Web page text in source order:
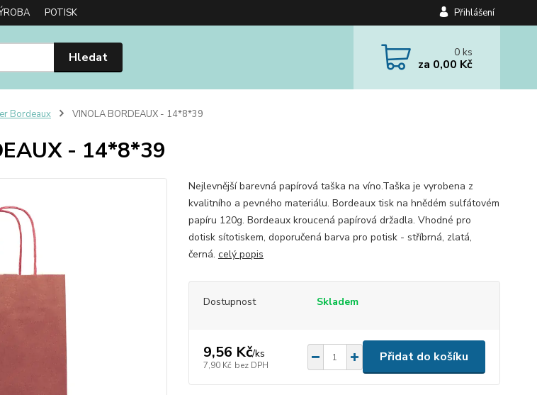
POTISK Přihlášení
Hledat 0ks
za 0,00 Kč
Bordeaux VINOLA BORDEAUX - 14*8*39
- 14*8*39
Nejlevnější barevná papírová taška na víno.Taška je vyrobena z
kvalitního a pevného materiálu. Bordeaux tisk na hnědém sulfátovém
papíru 120g. Bordeaux kroucená papírová držadla. Vhodné pro
dotisk sítotiskem, doporučená barva pro potisk - stříbrná, zlatá,
černá. celý popis
Dostupnost Skladem
9,56 Kč/ks
7,90 Kč bez DPH
Přidat do košíku